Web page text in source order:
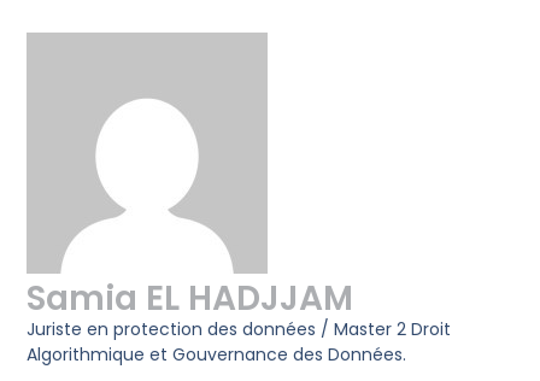
Samia EL HADJJAM
Juriste en protection des données / Master 2 Droit
Algorithmique et Gouvernance des Données.